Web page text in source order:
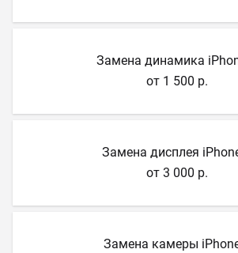
Замена динамика
от 1 500 р.
Замена дисплея
от 3 000 р.
Замена камеры